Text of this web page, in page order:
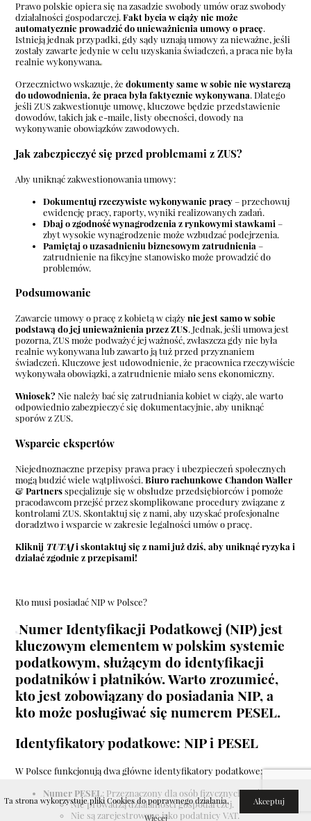
Ta strona wykorzystuje pliki Cookies do poprawnego działania.
Akceptuj
Więcej
Prawo polskie opiera się na zasadzie swobody umów oraz swobody
działalności gospodarczej.Fakt bycia w ciąży nie może
automatycznie prowadzić do unieważnienia umowy o pracę.
Istnieją jednak przypadki, gdy sądy uznają umowy za nieważne, jeśli
zostały zawarte jedynie w celu uzyskania świadczeń, a praca nie była
realnie wykonywana
Orzecznictwo wskazuje, żedokumenty same w sobie nie wystarczą
do udowodnienia, że praca była faktycznie wykonywana. Dlatego
jeśli ZUS zakwestionuje umowę, kluczowe będzie przedstawienie
dowodów, takich jak e-maile, listy obecności, dowody na
wykonywanie obowiązków zawodowych.
Jak zabezpieczyć się przed problemami z ZUS?
Aby uniknąć zakwestionowania umowy:
Dokumentuj rzeczywiste wykonywanie pracy– przechowuj
ewidencję pracy, raporty, wyniki realizowanych zadań.
Dbaj o zgodność wynagrodzenia z rynkowymi stawkami –
zbyt wysokie wynagrodzenie może wzbudzać podejrzenia.
Pamiętaj o uzasadnieniu biznesowym zatrudnienia –
zatrudnienie na fikcyjne stanowisko może prowadzić do
problemów.
Podsumowanie
Zawarcie umowy o pracę z kobietą w ciążynie jest samo w sobie
podstawą do jej unieważnienia przez ZUS. Jednak, jeśli umowa jest
pozorna, ZUS może podważyć jej ważność, zwłaszcza gdy nie była
realnie wykonywana lub zawarto ją tuż przed przyznaniem
świadczeń. Kluczowe jest udowodnienie, że pracownica rzeczywiście
wykonywała obowiązki, a zatrudnienie miało sens ekonomiczny.
Wniosek? Nie należy bać się zatrudniania kobiet w ciąży, ale warto
odpowiednio zabezpieczyć się dokumentacyjnie, aby uniknąć
sporów z ZUS.
Wsparcie ekspertów
Niejednoznaczne przepisy prawa pracy i ubezpieczeń społecznych
mogą budzić wiele wątpliwości.Biuro rachunkowe Chandon Waller
& Partnersspecjalizuje się w obsłudze przedsiębiorców i pomoże
pracodawcom przejść przez skomplikowane procedury związane z
kontrolami ZUS. Skontaktuj się z nami, aby uzyskać profesjonalne
doradztwo i wsparcie w zakresie legalności umów o pracę.
Kliknij TUTAJi skontaktuj się z nami już dziś, aby uniknąć ryzyka i
działać zgodnie z przepisami!
Kto musi posiadać NIP w Polsce?
Numer Identyfikacji Podatkowej (NIP) jest
kluczowym elementem w polskim systemie
podatkowym, służącym do identyfikacji
podatników i płatników. Warto zrozumieć,
kto jest zobowiązany do posiadania NIP, a
kto może posługiwać się numerem PESEL.
Identyfikatory podatkowe: NIP i PESEL
W Polsce funkcjonują dwa główne identyfikatory podatkowe:
Numer PESEL: Przeznaczony dla osób fizycznych, które:
Nie prowadzą działalności gospodarczej.
Nie są zarejestrowane jako podatnicy VAT.